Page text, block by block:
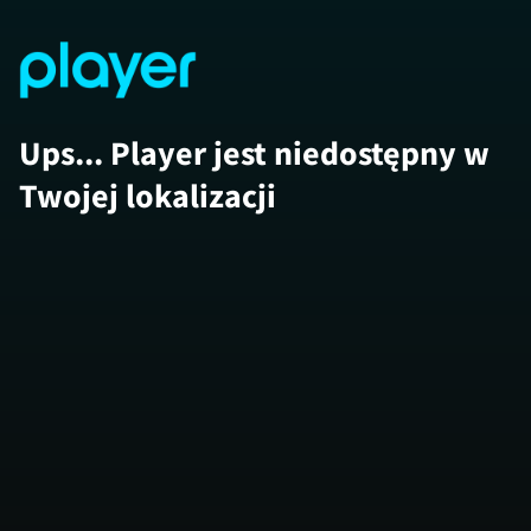
Ups... Player jest niedostępny w
Twojej lokalizacji